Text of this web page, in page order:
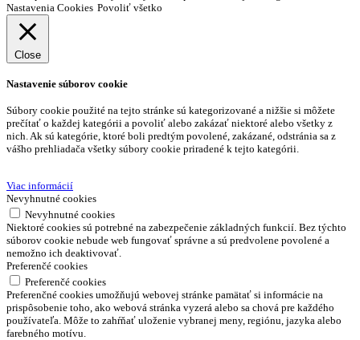
Nastavenia Cookies Povoliť všetko
Close
Nastavenie súborov cookie
Súbory cookie použité na tejto stránke sú kategorizované a nižšie si môžete
prečítať o každej kategórii a povoliť alebo zakázať niektoré alebo všetky z
nich. Ak sú kategórie, ktoré boli predtým povolené, zakázané, odstránia sa z
vášho prehliadača všetky súbory cookie priradené k tejto kategórii.
Viac informácií
Nevyhnutné cookies
Nevyhnutné cookies
Niektoré cookies sú potrebné na zabezpečenie základných funkcií. Bez týchto
súborov cookie nebude web fungovať správne a sú predvolene povolené a
nemožno ich deaktivovať.
Preferenčé cookies
Preferenčé cookies
Preferenčné cookies umožňujú webovej stránke pamätať si informácie na
prispôsobenie toho, ako webová stránka vyzerá alebo sa chová pre každého
používateľa. Môže to zahŕňať uloženie vybranej meny, regiónu, jazyka alebo
farebného motívu.